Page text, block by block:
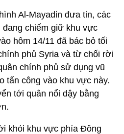
Al-Mayadin đưa tin, các
chiếm giữ khu vực
hôm 14/11 đã bác bỏ tối
phủ Syria và từ chối rời
chính phủ sử dụng vũ
tấn công vào khu vực này.
tới quân nổi dậy bằng
khỏi khu vực phía Đông